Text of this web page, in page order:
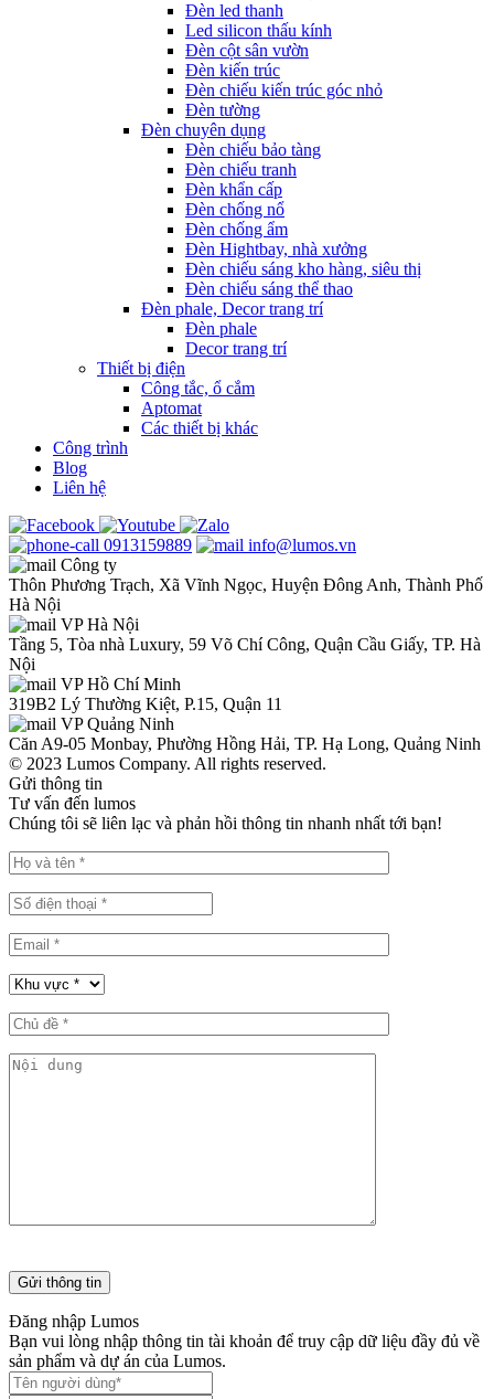
Đèn led thanh
Led silicon thấu kính
Đèn cột sân vườn
Đèn kiến trúc
Đèn chiếu kiến trúc góc nhỏ
Đèn tường
Đèn chuyên dụng
Đèn chiếu bảo tàng
Đèn chiếu tranh
Đèn khẩn cấp
Đèn chống nổ
Đèn chống ẩm
Đèn Hightbay, nhà xưởng
Đèn chiếu sáng kho hàng, siêu thị
Đèn chiếu sáng thể thao
Đèn phale, Decor trang trí
Đèn phale
Decor trang trí
Thiết bị điện
Công tắc, ổ cắm
Aptomat
Các thiết bị khác
Công trình
Blog
Liên hệ
0913159889
info@lumos.vn
Công ty
Thôn Phương Trạch, Xã Vĩnh Ngọc, Huyện Đông Anh, Thành Phố
Hà Nội
VP Hà Nội
Tầng 5, Tòa nhà Luxury, 59 Võ Chí Công, Quận Cầu Giấy, TP. Hà
Nội
VP Hồ Chí Minh
319B2 Lý Thường Kiệt, P.15, Quận 11
VP Quảng Ninh
Căn A9-05 Monbay, Phường Hồng Hải, TP. Hạ Long, Quảng Ninh
© 2023 Lumos Company. All rights reserved.
Gửi thông tin
Tư vấn đến lumos
Chúng tôi sẽ liên lạc và phản hồi thông tin nhanh nhất tới bạn!
Đăng nhập Lumos
Bạn vui lòng nhập thông tin tài khoản để truy cập dữ liệu đầy đủ về
sản phẩm và dự án của Lumos.